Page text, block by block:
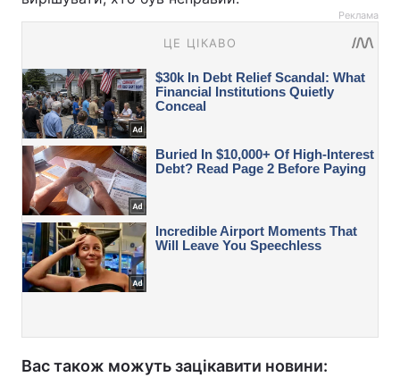
Реклама
Вас також можуть зацікавити новини: